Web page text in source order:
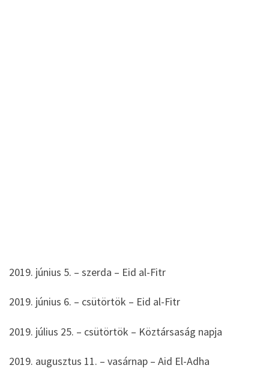
2019. június 5. – szerda – Eid al-Fitr
2019. június 6. – csütörtök – Eid al-Fitr
2019. július 25. – csütörtök – Köztársaság napja
2019. augusztus 11. – vasárnap – Aid El-Adha